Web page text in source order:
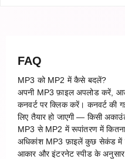
FAQ
MP3 को MP2 में कैसे बदलें?
अपनी MP3 फ़ाइल अपलोड करें,
कनवर्ट पर क्लिक करें। कनवर्ट
लिए तैयार हो जाएगी — किसी
MP3 से MP2 में रूपांतरण में
अधिकांश MP3 फ़ाइलें कुछ सेकंड में
आकार और इंटरनेट स्पीड के